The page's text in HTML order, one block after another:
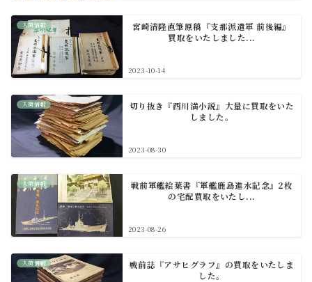
入荷情報
宮崎清隆直筆原稿『支那派遣軍 前後編』
買取をいたしました...
2023-10-14
入荷情報
切り抜き『西川満小説』大量に買取をいた
しました。
2023-08-30
入荷情報
戦前軍艦絵葉書『軍艦鹿島進水記念』2枚
の宅配買取をいたし...
2023-08-26
入荷情報
戦前誌『アサヒグラフ』の買取をいたしま
した。